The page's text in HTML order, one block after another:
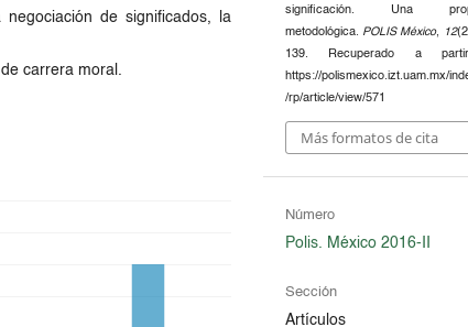
de significados, la
carrera moral.
significación. Una
metodológica. POLIS México, 12
139. Recuperado a
https://polismexico.izt.uam.mx/
/rp/article/view/571
Más formatos de cita
Número
Polis. México 2016-II
Sección
Artículos